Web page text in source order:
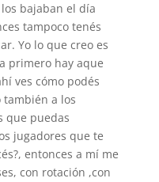
bajaban el día
tampoco tenés
Yo lo que creo es
primero hay aque
ves cómo podés
a los
que puedas
jugadores que te
entonces a mí me
con rotación ,con